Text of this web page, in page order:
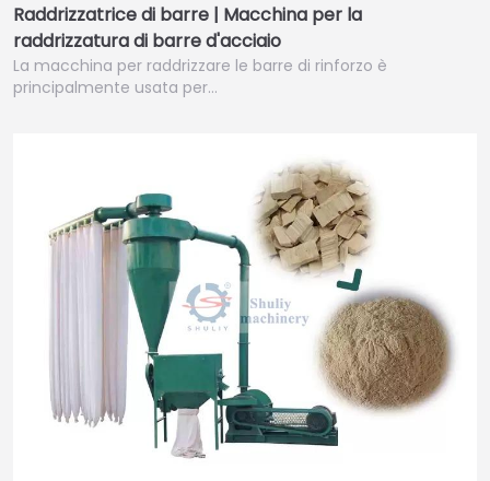
Raddrizzatrice di barre | Macchina per la
raddrizzatura di barre d'acciaio
La macchina per raddrizzare le barre di rinforzo è
principalmente usata per…